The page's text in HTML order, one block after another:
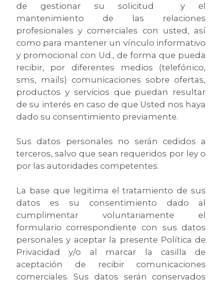
de gestionar su solicitud y el
mantenimiento de las relaciones
profesionales y comerciales con usted, así
como para mantener un vínculo informativo
y promocional con Ud., de forma que pueda
recibir, por diferentes medios (telefónico,
sms, mails) comunicaciones sobre ofertas,
productos y servicios que puedan resultar
de su interés en caso de que Usted nos haya
dado su consentimiento previamente.
Sus datos personales no serán cedidos a
terceros, salvo que sean requeridos por ley o
por las autoridades competentes.
La base que legitima el tratamiento de sus
datos es su consentimiento dado al
cumplimentar voluntariamente el
formulario correspondiente con sus datos
personales y aceptar la presente Política de
Privacidad y/o al marcar la casilla de
aceptación de recibir comunicaciones
comerciales. Sus datos serán conservados